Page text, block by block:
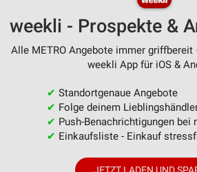
weekli - Prospekte &
Alle METRO Angebote immer
weekli App für iOS &
✔ Standortgenaue Angebote
✔ Folge deinem
✔ Push-Benachrichtigungen bei
✔ Einkaufsliste - Einkauf